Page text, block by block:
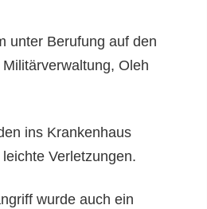
unter Berufung auf den
Oleh
ins Krankenhaus
Verletzungen.
wurde auch ein